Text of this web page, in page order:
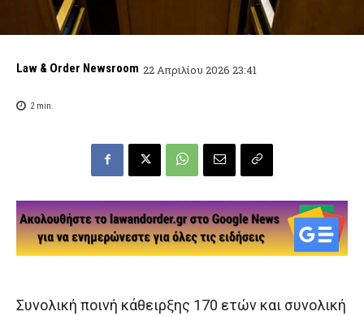
Law & Order Newsroom 22 Απριλίου 2026 23:41
2min.
Συνολική ποινή κάθειρξης 170 ετών και συνολική